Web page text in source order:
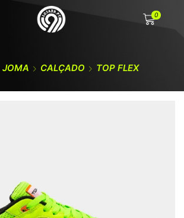
0
JOMA CALÇADO TOP FLEX